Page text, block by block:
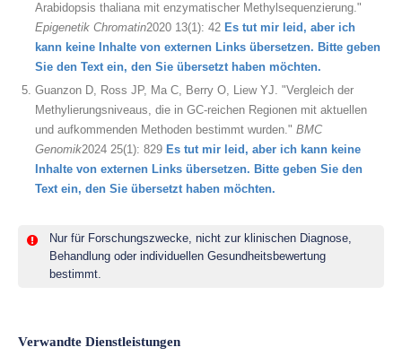
Arabidopsis thaliana mit enzymatischer Methylsequenzierung."
Epigenetik Chromatin2020 13(1): 42 Es tut mir leid, aber ich
kann keine Inhalte von externen Links übersetzen. Bitte geben
Sie den Text ein, den Sie übersetzt haben möchten.
Guanzon D, Ross JP, Ma C, Berry O, Liew YJ. "Vergleich der
Methylierungsniveaus, die in GC-reichen Regionen mit aktuellen
und aufkommenden Methoden bestimmt wurden." BMC
Genomik2024 25(1): 829 Es tut mir leid, aber ich kann keine
Inhalte von externen Links übersetzen. Bitte geben Sie den
Text ein, den Sie übersetzt haben möchten.
Nur für Forschungszwecke, nicht zur klinischen Diagnose,
Behandlung oder individuellen Gesundheitsbewertung
bestimmt.
Verwandte Dienstleistungen